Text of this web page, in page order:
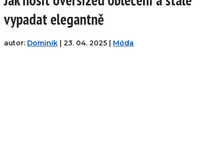
vypadat elegantně
autor: Dominik | 23. 04. 2025 | Móda